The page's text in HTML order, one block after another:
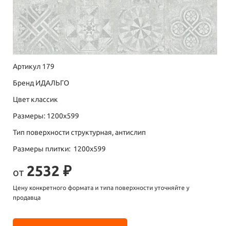
Артикул 179
Бренд ИДАЛЬГО
Цвет классик
Размеры: 1200х599
Тип поверхности структурная, антислип
Размеры плитки: 1200х599
от 2532 ₽
Цену конкретного формата и типа поверхности уточняйте у
продавца